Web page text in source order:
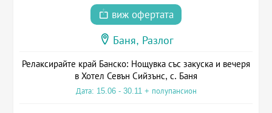
виж офертата
Баня, Разлог
Релаксирайте край Банско: Нощувка със закуска и вечеря
в Хотел Севън Сийзънс, с. Баня
Дата: 15.06 - 30.11 + полупансион